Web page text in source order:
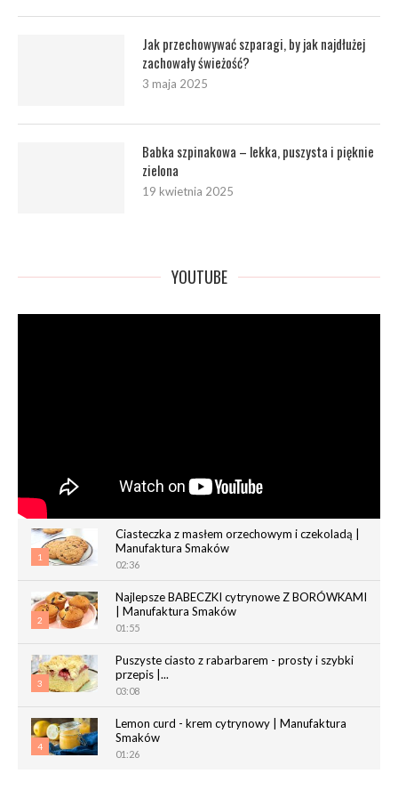
Jak przechowywać szparagi, by jak najdłużej
zachowały świeżość?
3 maja 2025
Babka szpinakowa – lekka, puszysta i pięknie
zielona
19 kwietnia 2025
YOUTUBE
1
Ciasteczka z masłem orzechowym i czekoladą |
Manufaktura Smaków
02:36
2
Najlepsze BABECZKI cytrynowe Z BORÓWKAMI
| Manufaktura Smaków
01:55
3
Puszyste ciasto z rabarbarem - prosty i szybki
przepis |...
03:08
4
Lemon curd - krem cytrynowy | Manufaktura
Smaków
01:26